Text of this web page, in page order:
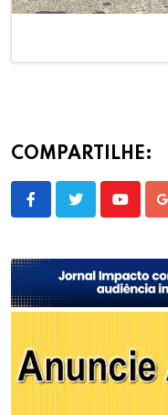
COMPARTILHE:
Youtube